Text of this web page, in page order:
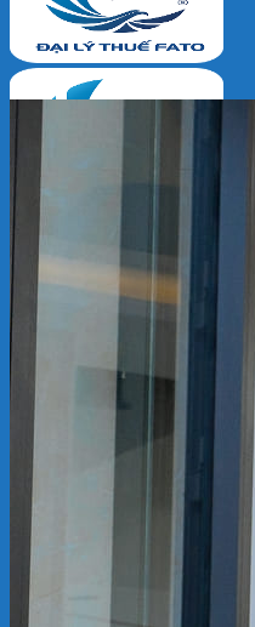
Trang chủ
Dịch vụ
THÀNH LẬP DOANH
ĐẠI LÝ THUẾ
KẾ TOÁN – TÀI CHÍNH
PHÁP LÝ DOANH